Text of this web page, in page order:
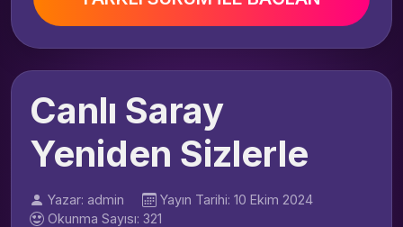
Canlı Saray
Yeniden Sizlerle
Yazar: admin
Yayın Tarihi: 10 Ekim 2024
Okunma Sayısı: 321